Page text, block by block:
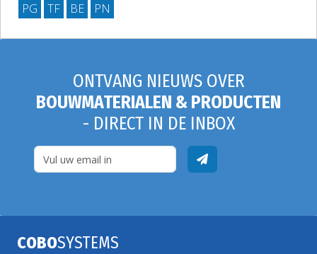
PG TF BE PN
ONTVANG NIEUWS OVER
BOUWMATERIALEN & PRODUCTEN
- DIRECT IN DE INBOX
COBOSYSTEMS